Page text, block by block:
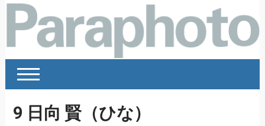
9 日向 賢（ひな）